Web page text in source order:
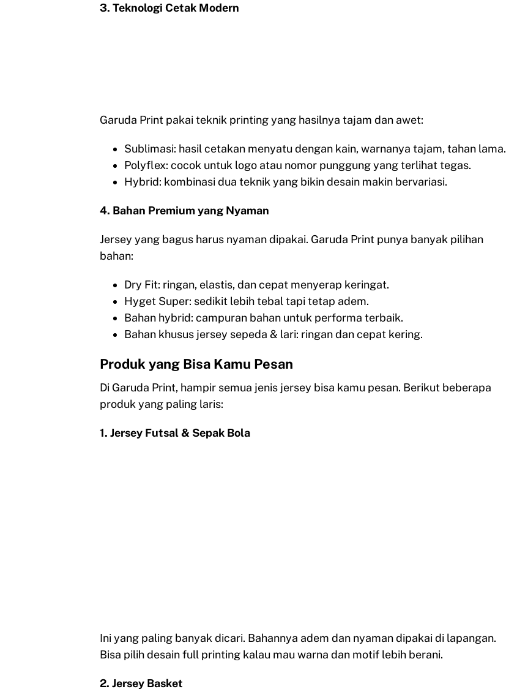
3. Teknologi Cetak Modern
Garuda Print pakai teknik printing yang hasilnya tajam dan awet:
Sublimasi: hasil cetakan menyatu dengan kain, warnanya tajam, tahan lama.
Polyflex: cocok untuk logo atau nomor punggung yang terlihat tegas.
Hybrid: kombinasi dua teknik yang bikin desain makin bervariasi.
4. Bahan Premium yang Nyaman
Jersey yang bagus harus nyaman dipakai. Garuda Print punya banyak pilihan
bahan:
Dry Fit: ringan, elastis, dan cepat menyerap keringat.
Hyget Super: sedikit lebih tebal tapi tetap adem.
Bahan hybrid: campuran bahan untuk performa terbaik.
Bahan khusus jersey sepeda & lari: ringan dan cepat kering.
Produk yang Bisa Kamu Pesan
Di Garuda Print, hampir semua jenis jersey bisa kamu pesan. Berikut beberapa
produk yang paling laris:
1. Jersey Futsal & Sepak Bola
Ini yang paling banyak dicari. Bahannya adem dan nyaman dipakai di lapangan.
Bisa pilih desain full printing kalau mau warna dan motif lebih berani.
2. Jersey Basket